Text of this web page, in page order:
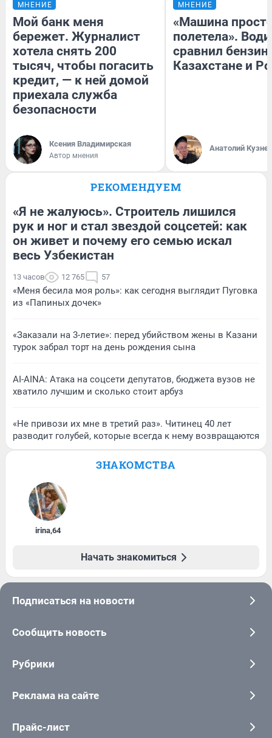
МНЕНИЕ
Мой банк меня
бережет. Журналист
хотела снять 200
тысяч, чтобы погасить
кредит, — к ней домой
приехала служба
безопасности
Ксения Владимирская
Автор мнения
МНЕНИЕ
«Машина
полетела».
сравнил бензин
Казахстане и
Анатолий
РЕКОМЕНДУЕМ
«Я не жалуюсь». Строитель лишился
рук и ног и стал звездой соцсетей: как
он живет и почему его семью искал
весь Узбекистан
13 часов 12 765 57
«Меня бесила моя роль»: как сегодня выглядит Пуговка
из «Папиных дочек»
«Заказали на 3-летие»: перед убийством жены в Казани
турок забрал торт на день рождения сына
AI-AINA: Атака на соцсети депутатов, бюджета вузов не
хватило лучшим и сколько стоит арбуз
«Не привози их мне в третий раз». Читинец 40 лет
разводит голубей, которые всегда к нему возвращаются
ЗНАКОМСТВА
irina,64
Начать знакомиться
Подписаться на новости
Сообщить новость
Рубрики
Реклама на сайте
Прайс-лист